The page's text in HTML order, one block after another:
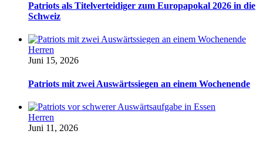
Patriots als Titelverteidiger zum Europapokal 2026 in die
Schweiz
Herren
Juni 15, 2026
Patriots mit zwei Auswärtssiegen an einem Wochenende
Herren
Juni 11, 2026